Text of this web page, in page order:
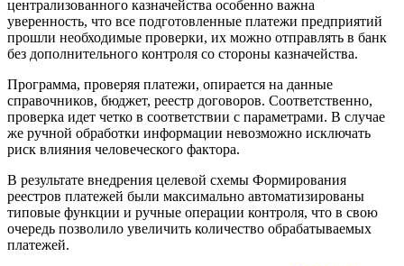
централизованного казначейства особенно важна
уверенность, что все подготовленные платежи предприятий
прошли необходимые проверки, их можно отправлять в банк
без дополнительного контроля со стороны казначейства.
Программа, проверяя платежи, опирается на данные
справочников, бюджет, реестр договоров. Соответственно,
проверка идет четко в соответствии с параметрами. В случае
же ручной обработки информации невозможно исключать
риск влияния человеческого фактора.
В результате внедрения целевой схемы Формирования
реестров платежей были максимально автоматизированы
типовые функции и ручные операции контроля, что в свою
очередь позволило увеличить количество обрабатываемых
платежей.